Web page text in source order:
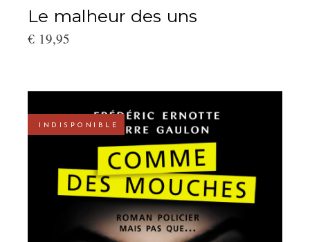
Le malheur des uns
€ 19,95
INDISPONIBLE